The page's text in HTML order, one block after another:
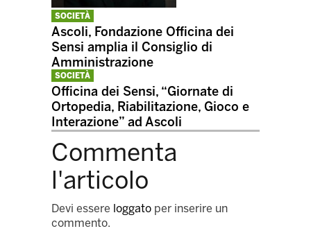
SOCIETÀ
Ascoli, Fondazione Officina dei
Sensi amplia il Consiglio di
Amministrazione
SOCIETÀ
Officina dei Sensi, “Giornate di
Ortopedia, Riabilitazione, Gioco e
Interazione” ad Ascoli
Commenta
l'articolo
Devi essere loggato per inserire un
commento.